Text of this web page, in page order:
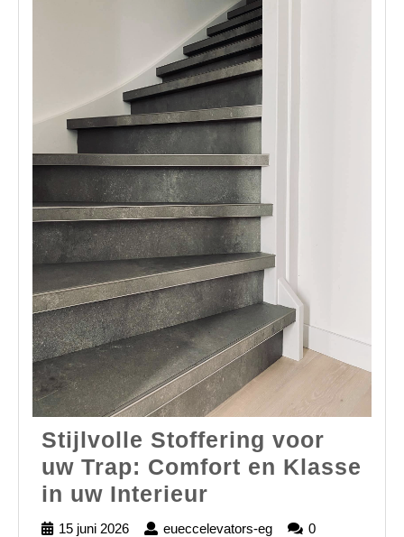
Stijlvolle Stoffering voor
uw Trap: Comfort en Klasse
in uw Interieur
Stoffering
15 juni 2026
15
eueccelevators-eg
eueccelevators-
0